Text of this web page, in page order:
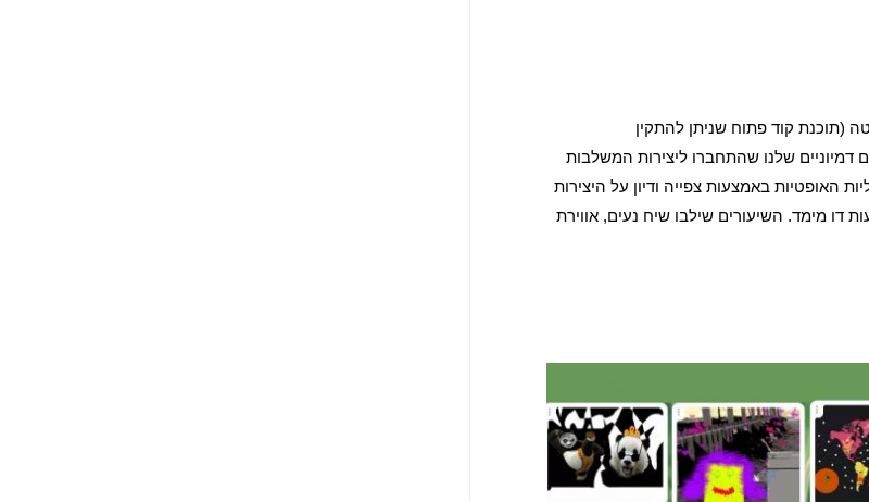
(תוכנת קוד פתוח שניתן להתקין
שלנו שהתחברו ליצירות המשלבות
האופטיות באמצעות צפייה ודיון על היצירות
דו מימד. השיעורים שילבו שיח נעים, אווירת